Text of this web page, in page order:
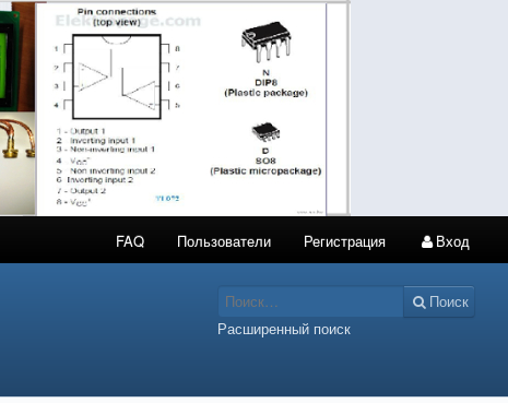
FAQ Пользователи Регистрация Вход
Поиск
Расширенный поиск